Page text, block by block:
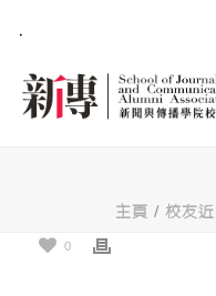
主頁 / 校友
0
.